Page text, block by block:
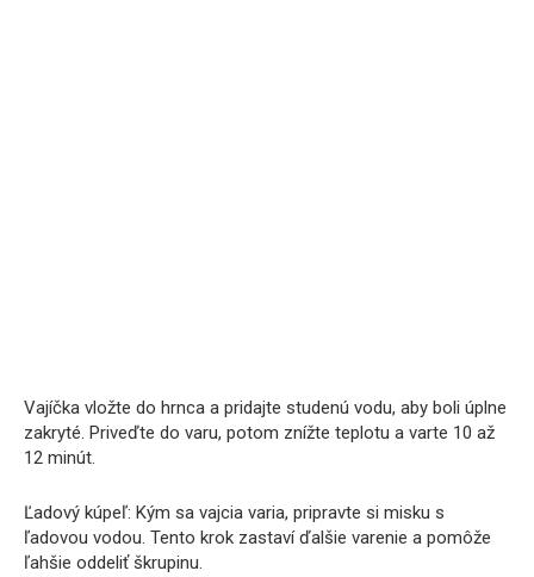
Vajíčka vložte do hrnca a pridajte studenú vodu, aby boli úplne
zakryté. Priveďte do varu, potom znížte teplotu a varte 10 až
12 minút.
Ľadový kúpeľ: Kým sa vajcia varia, pripravte si misku s
ľadovou vodou. Tento krok zastaví ďalšie varenie a pomôže
ľahšie oddeliť škrupinu.